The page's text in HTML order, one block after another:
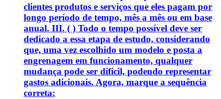
clientes produtos e serviços que eles pagam por
longo período de tempo, mês a mês ou em base
anual. III. ( ) Todo o tempo possível deve ser
dedicado a essa etapa de estudo, considerando
que, uma vez escolhido um modelo e posta a
engrenagem em funcionamento, qualquer
mudança pode ser difícil, podendo representar
gastos adicionais. Agora, marque a sequência
correta: